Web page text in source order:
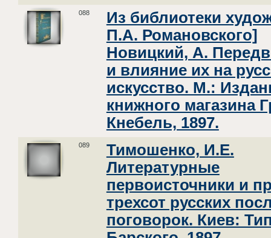
088
Из библиотеки
П.А. Романовского]
Новицкий, А.
и влияние их на
искусство. М.:
книжного магазина
Кнебель, 1897.
089
Тимошенко, И.Е.
Литературные
первоисточники и
трехсот русских
поговорок. Киев: